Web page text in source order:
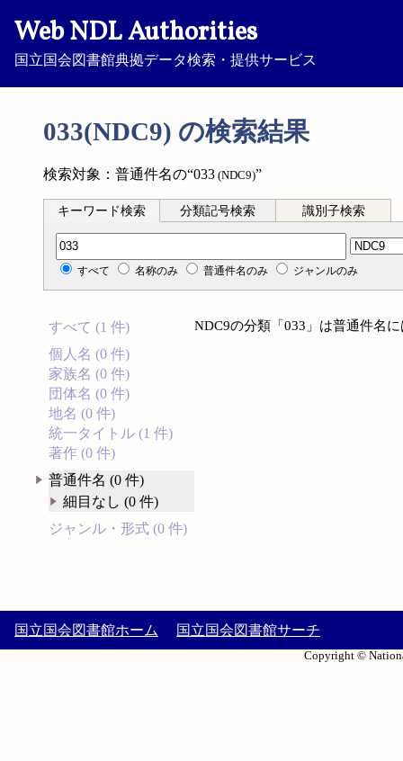
Web NDL Authorities
国立国会図書館典拠データ検索・提供サービス
033(NDC9) の検索結果
検索対象：普通件名の“033 (NDC9)”
キーワード検索 分類記号検索 識別子検索
分類記号検索
すべて 名称のみ 普通件名のみ ジャンルのみ
すべて (1 件)
個人名 (0 件)
家族名 (0 件)
団体名 (0 件)
地名 (0 件)
統一タイトル (1 件)
著作 (0 件)
普通件名 (0 件)
細目なし (0 件)
ジャンル・形式 (0 件)
NDC9の分類「033」は普通件名
国立国会図書館ホーム 国立国会図書館サーチ
Copyright ©